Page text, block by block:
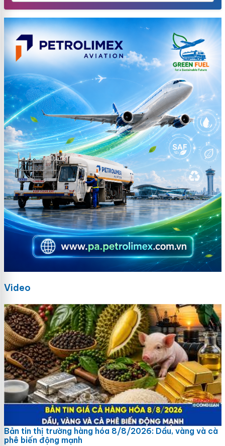
Video
Bản tin thị trường hàng hóa 8/8/2026: Dầu, vàng và cà
phê biến động mạnh